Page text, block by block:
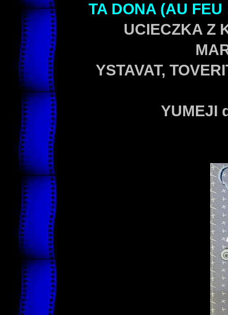
TA DONA (AU FEU
UCIECZKA Z
YSTAVAT,
YUMEJI